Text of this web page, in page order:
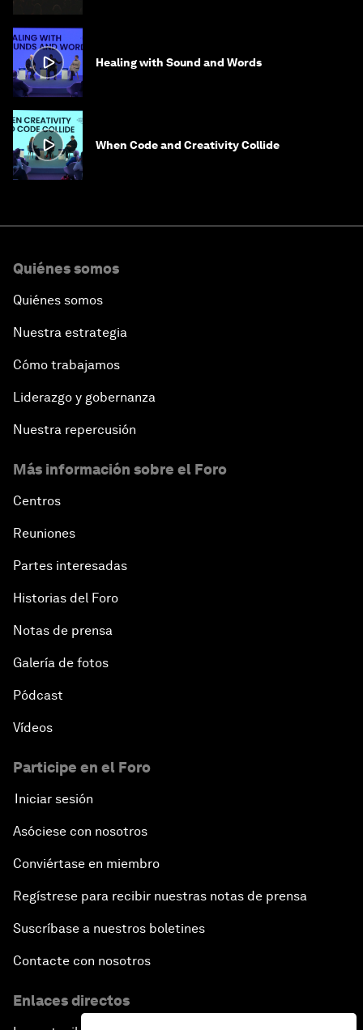
Healing with Sound and Words
When Code and Creativity Collide
Quiénes somos
Quiénes somos
Nuestra estrategia
Cómo trabajamos
Liderazgo y gobernanza
Nuestra repercusión
Más información sobre el Foro
Centros
Reuniones
Partes interesadas
Historias del Foro
Notas de prensa
Galería de fotos
Pódcast
Vídeos
Participe en el Foro
Iniciar sesión
Asóciese con nosotros
Conviértase en miembro
Regístrese para recibir nuestras notas de prensa
Suscríbase a nuestros boletines
Contacte con nosotros
Enlaces directos